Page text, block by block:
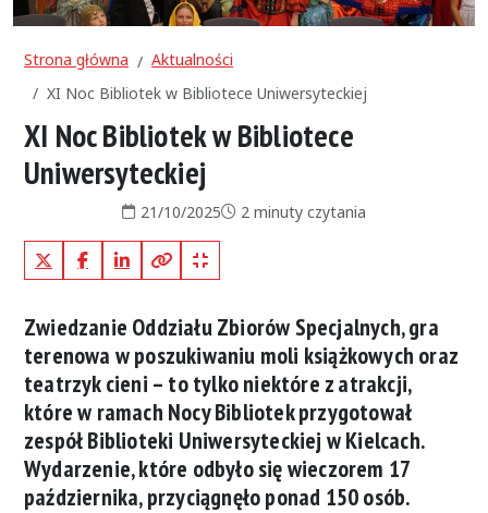
Strona główna
Aktualności
XI Noc Bibliotek w Bibliotece Uniwersyteckiej
XI Noc Bibliotek w Bibliotece
Uniwersyteckiej
Data publikacji:
21/10/2025Czas czytania:
2 minuty czytania
X (Twitter)FacebookLinkedInKopiuj pełny link
Kopiuj krótki link
Zwiedzanie Oddziału Zbiorów Specjalnych, gra
terenowa w poszukiwaniu moli książkowych oraz
teatrzyk cieni – to tylko niektóre z atrakcji,
które w ramach Nocy Bibliotek przygotował
zespół Biblioteki Uniwersyteckiej w Kielcach.
Wydarzenie, które odbyło się wieczorem 17
października, przyciągnęło ponad 150 osób.